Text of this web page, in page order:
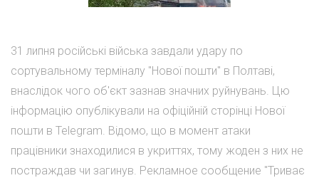
31 липня російські війська завдали удару по
сортувальному терміналу "Нової пошти" в Полтаві,
внаслідок чого об'єкт зазнав значних руйнувань. Цю
інформацію опублікували на офіційній сторінці Нової
пошти в Telegram. Відомо, що в момент атаки
працівники знаходилися в укриттях, тому жоден з них не
постраждав чи загинув. Рекламное сообщение "Триває